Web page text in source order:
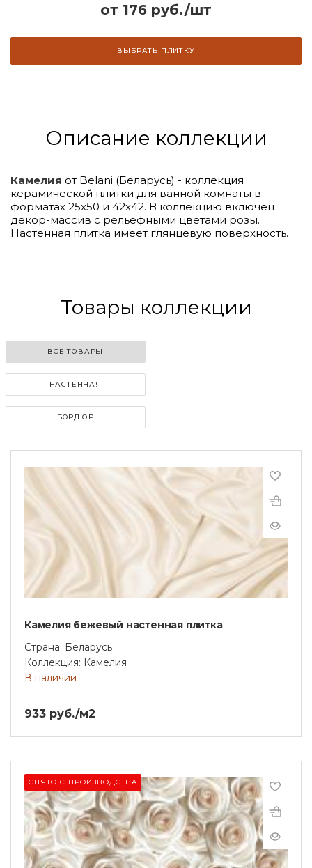
от 176 руб./шт
ВЫБРАТЬ ПЛИТКУ
Описание коллекции
Камелия от Belani (Беларусь) - коллекция
керамической плитки для ванной комнаты в
форматах 25х50 и 42х42. В коллекцию включен
декор-массив с рельефными цветами розы.
Настенная плитка имеет глянцевую поверхность.
Товары коллекции
ВСЕ ТОВАРЫ
НАСТЕННАЯ
БОРДЮР
Камелия бежевый настенная плитка
Страна: Беларусь
Коллекция: Камелия
В наличии
933 руб./м2
СНЯТО С ПРОИЗВОДСТВА